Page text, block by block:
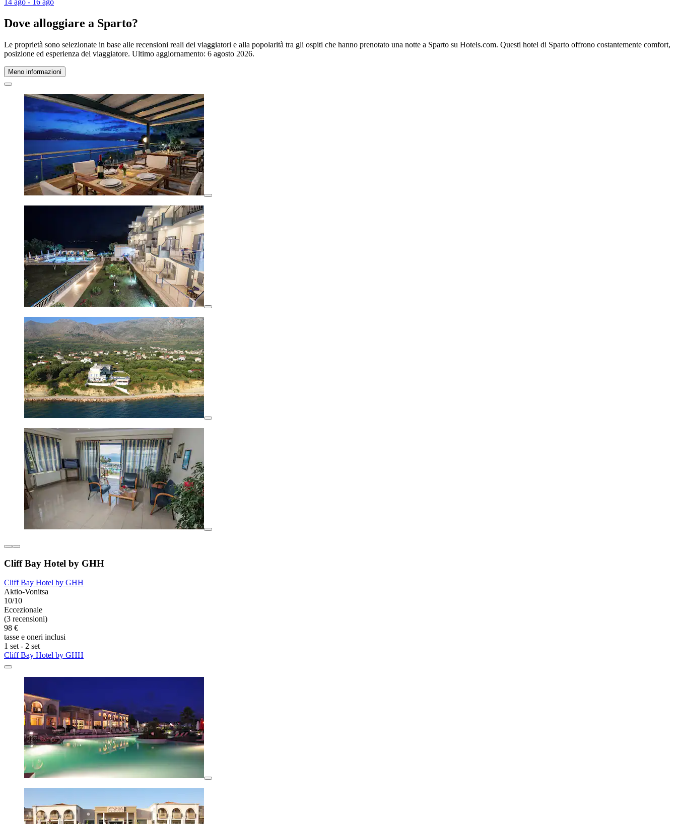
14 ago - 16 ago
Dove alloggiare a Sparto?
Le proprietà sono selezionate in base alle recensioni reali dei viaggiatori e alla popolarità tra gli ospiti che hanno prenotato una notte a Sparto su Hotels.com. Questi hotel di Sparto offrono costantemente comfort,
posizione ed esperienza del viaggiatore. Ultimo aggiornamento: 6 agosto 2026.
Meno informazioni
Cliff Bay Hotel by GHH
Cliff Bay Hotel by GHH
Aktio-Vonitsa
10/10
Eccezionale
(3 recensioni)
98 €
tasse e oneri inclusi
1 set - 2 set
Cliff Bay Hotel by GHH